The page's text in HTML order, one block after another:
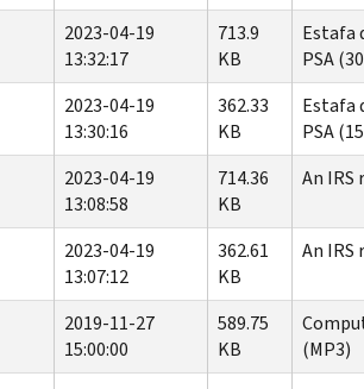
2023-04-19
13:32:17
713.9
KB
Estafa
PSA
2023-04-19
13:30:16
362.33
KB
Estafa
PSA
2023-04-19
13:08:58
714.36
KB
An IRS
2023-04-19
13:07:12
362.61
KB
An IRS
2019-11-27
15:00:00
589.75
KB
(MP3)